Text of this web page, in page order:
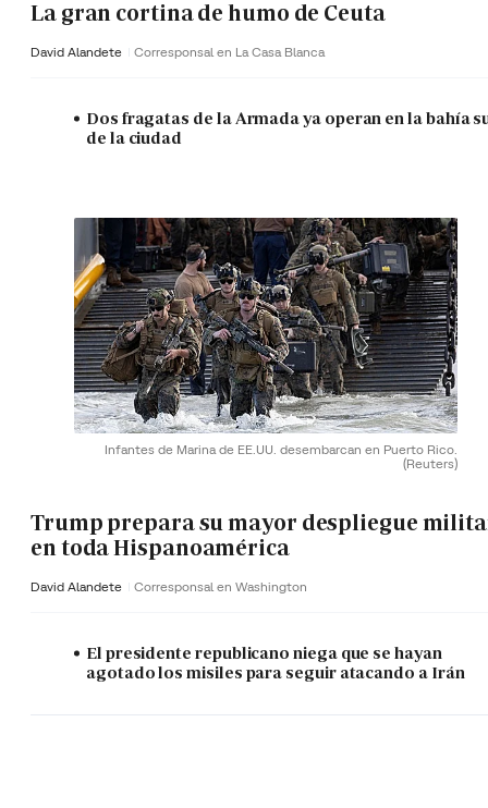
La gran cortina de humo de Ceuta
David Alandete Corresponsal en La Casa Blanca
Dos fragatas de la Armada ya operan en la bahía
de la ciudad
Infantes de Marina de EE.UU. desembarcan en Puerto Rico.
(Reuters)
Trump prepara su mayor despliegue
en toda Hispanoamérica
David Alandete Corresponsal en Washington
El presidente republicano niega que se hayan
agotado los misiles para seguir atacando a Irán